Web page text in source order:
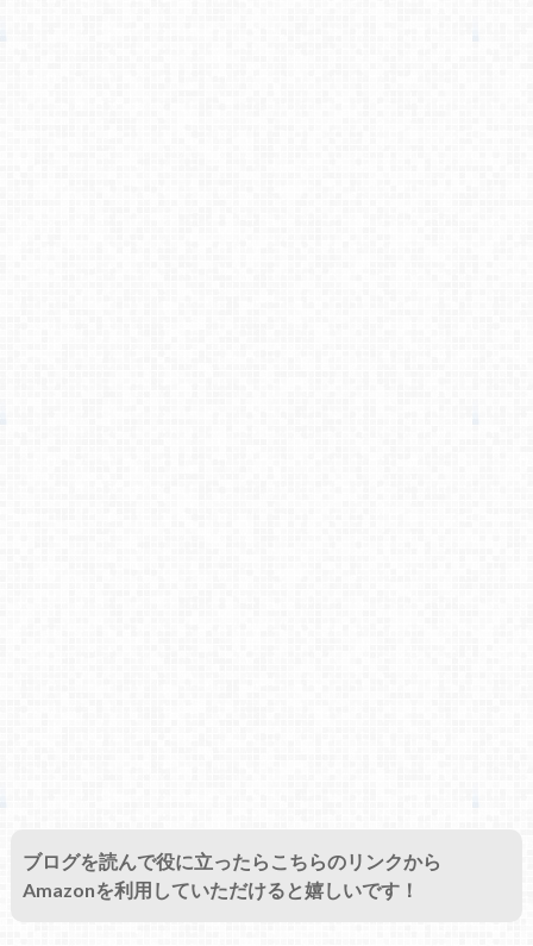
ブログを読んで役に立ったらこちらのリンクから
Amazonを利用していただけると嬉しいです！